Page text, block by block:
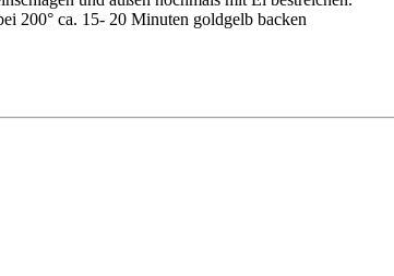
200° ca. 15- 20 Minuten goldgelb backen